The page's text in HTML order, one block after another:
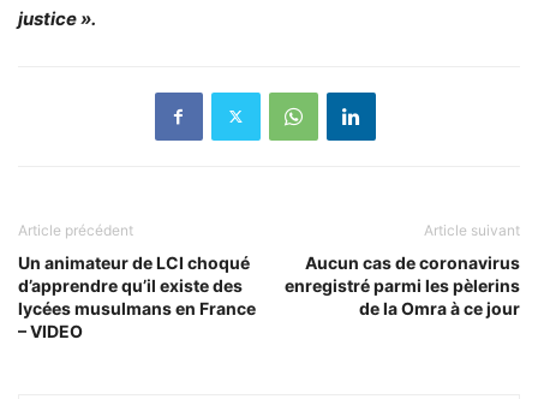
justice ».
Article précédent
Un animateur de LCI choqué
d’apprendre qu’il existe des
lycées musulmans en France
– VIDEO
Article suivant
Aucun cas de coronavirus
enregistré parmi les pèlerins
de la Omra à ce jour